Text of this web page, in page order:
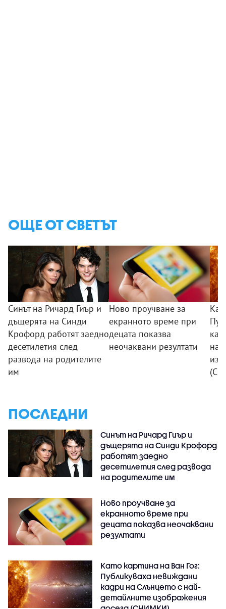
ОЩЕ ОТ СВЕТЪТ
Синът на Ричард Гиър и
дъщерята на Синди
Крофорд работят заедно
десетилетия след
развода на родителите
им
Ново проучване за
екранното време при
децата показва
неочаквани резултати
ПОСЛЕДНИ
Синът на Ричард Гиър и
дъщерята на Синди Крофорд
работят заедно
десетилетия след развода
на родителите им
Ново проучване за
екранното време при
децата показва неочаквани
резултати
Като картина на Ван Гог:
Публикуваха невиждани
кадри на Слънцето с най-
детайлните изображения